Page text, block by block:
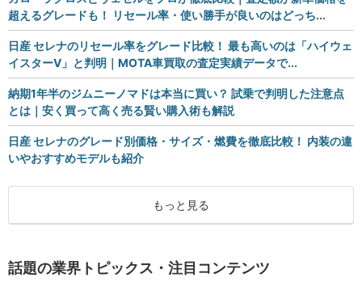
超えるグレードも！ リセール率・使い勝手が良いのはどっち...
日産 セレナのリセール率をグレード比較！ 最も高いのは「ハイウェ
イスターV」と判明｜MOTA車買取の査定実績データで...
納期1年半のジムニーノマドは本当に買い？ 試乗で判明した注意点
とは｜安く買って高く売る賢い購入術も解説
日産 セレナのグレード別価格・サイズ・燃費を徹底比較！ 内装の違
いやおすすめモデルも紹介
もっと見る
話題の業界トピックス・注目コンテンツ